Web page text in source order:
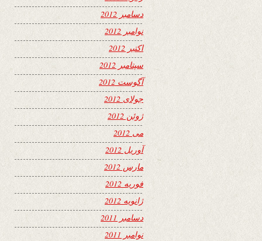
دسامبر 2012
نوامبر 2012
اکتبر 2012
سپتامبر 2012
آگوست 2012
جولای 2012
ژوئن 2012
می 2012
آوریل 2012
مارس 2012
فوریه 2012
ژانویه 2012
دسامبر 2011
نوامبر 2011